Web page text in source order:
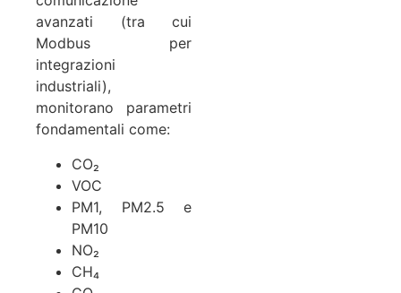
avanzati (tra cui
Modbus per
integrazioni
industriali),
monitorano parametri
fondamentali come:
CO₂
VOC
PM1, PM2.5 e
PM10
NO₂
CH₄